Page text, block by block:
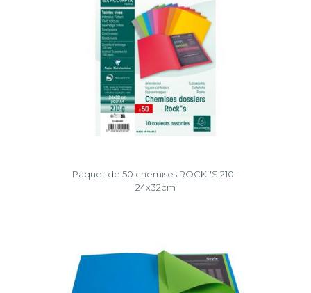
Paquet de 50 chemises ROCK''S 210 -
24x32cm